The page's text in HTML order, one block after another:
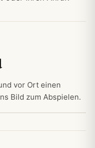
vor Ort einen
Bild zum Abspielen.